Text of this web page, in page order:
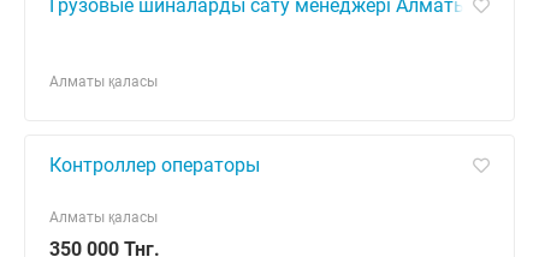
Грузовые шиналарды сату менеджері Алматы
Алматы қаласы
Контроллер операторы
350 000 Тнг.
Алматы қаласы